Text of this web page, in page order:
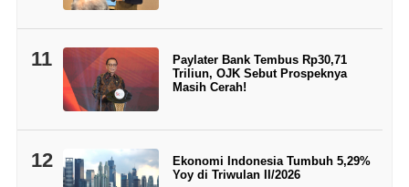
11
Paylater Bank Tembus Rp30,71
Triliun, OJK Sebut Prospeknya
Masih Cerah!
12
Ekonomi Indonesia Tumbuh 5,29%
Yoy di Triwulan II/2026